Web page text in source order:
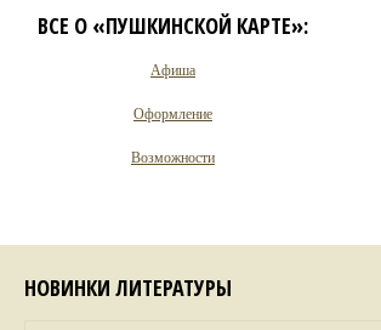
ВСЕ О «ПУШКИНСКОЙ КАРТЕ»:
Афиша
Оформление
Возможности
НОВИНКИ ЛИТЕРАТУРЫ